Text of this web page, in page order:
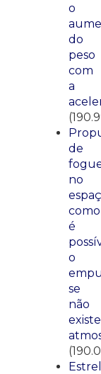
o
do
peso
com
a
de
no
como
é
o
se
não
existe